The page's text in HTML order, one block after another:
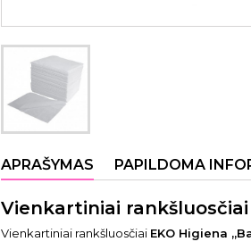
APRAŠYMAS PAPILDOMA
Vienkartiniai
Vienkartiniai rankšluosčiai EKO Higiena